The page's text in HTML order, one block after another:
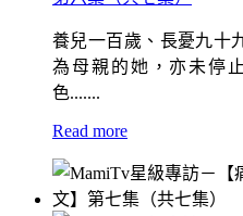
養兒一百歲、長憂九十
為母親的她，亦未停
色.......
Read more